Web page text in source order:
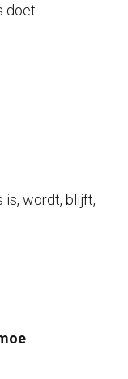
doet.
is, wordt, blijft,
.